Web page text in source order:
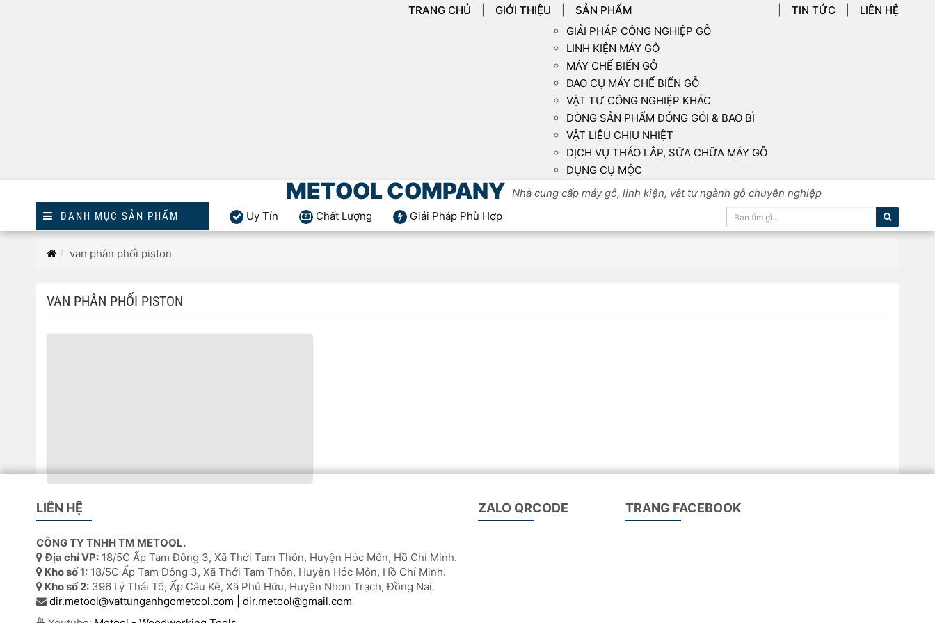
TRANG CHỦ GIỚI THIỆU
SẢN PHẨM
GIẢI PHÁP CÔNG NGHIỆP GỖ
LINH KIỆN MÁY GỖ
MÁY CHẾ BIẾN GỖ
DAO CỤ MÁY CHẾ BIẾN GỖ
VẬT TƯ CÔNG NGHIỆP KHÁC
DÒNG SẢN PHẨM ĐÓNG GÓI & BAO BÌ
VẬT LIỆU CHỊU NHIỆT
DỊCH VỤ THÁO LẮP, SỮA CHỮA MÁY GỖ
DỤNG CỤ MỘC
TIN TỨC LIÊN HỆ
METOOL COMPANY Nhà cung cấp máy gỗ, linh kiện, vật tư ngành gỗ chuyên nghiệp
DANH MỤC SẢN PHẨM Uy Tín Chất Lượng Giải Pháp Phù Hợp
Trangvan phân phối piston
VAN PHÂN PHỐI PISTON
Van phân phối dầu CNC
Tên sản phẩm:Van phân phối dầu CNC
Dùng cho máy CNC, máy tiện, trung tâm gia công.
LIÊN HỆ
CÔNG TY TNHH TM METOOL.
Địa chỉ VP: 18/5C Ấp Tam Đông 3, Xã Thới Tam Thôn, Huyện Hóc Môn, Hồ Chí Minh.
Kho số 1: 18/5C Ấp Tam Đông 3, Xã Thới Tam Thôn, Huyện Hóc Môn, Hồ Chí Minh.
Kho số 2: 396 Lý Thái Tổ, Ấp Câu Kê, Xã Phú Hữu, Huyện Nhơn Trạch, Đồng Nai.
dir.metool@vattunganhgometool.com | dir.metool@gmail.com
ZALO QRCODE TRANG FACEBOOK